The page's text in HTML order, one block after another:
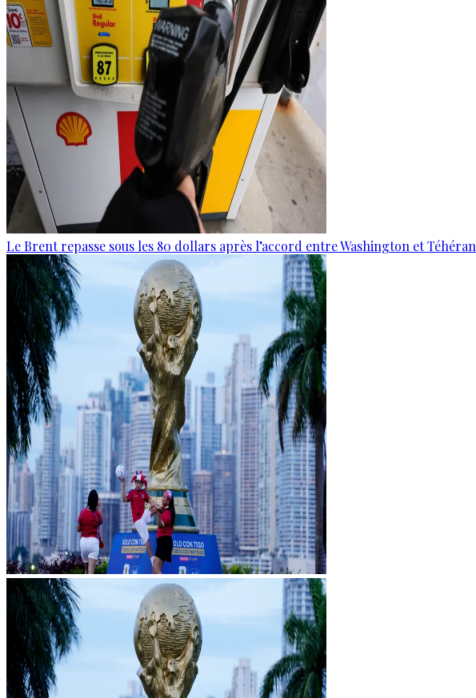
Le Brent repasse sous les 80 dollars après l’accord entre Washington et Téhéran